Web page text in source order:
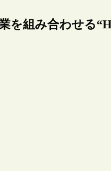
を組み合わせる